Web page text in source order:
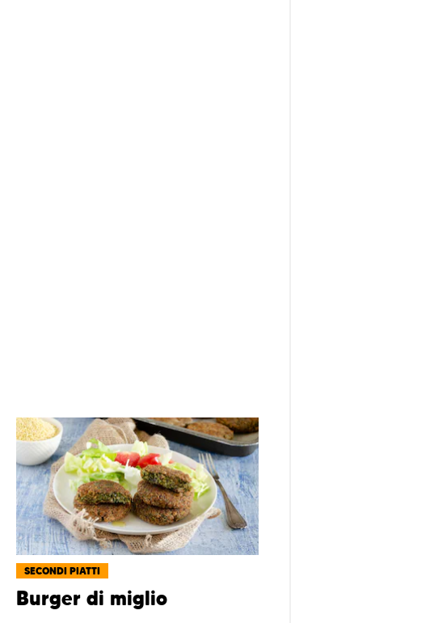
SECONDI PIATTI
Burger di miglio